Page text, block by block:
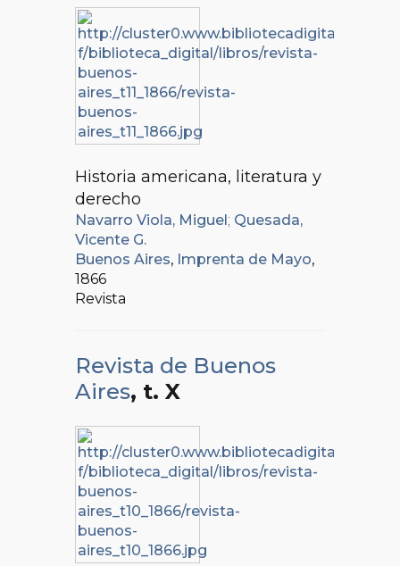
Historia americana, literatura y
derecho
Navarro Viola, Miguel ; Quesada,
Vicente G.
Buenos Aires, Imprenta de Mayo,
1866
Revista
Revista de Buenos
Aires, t. X